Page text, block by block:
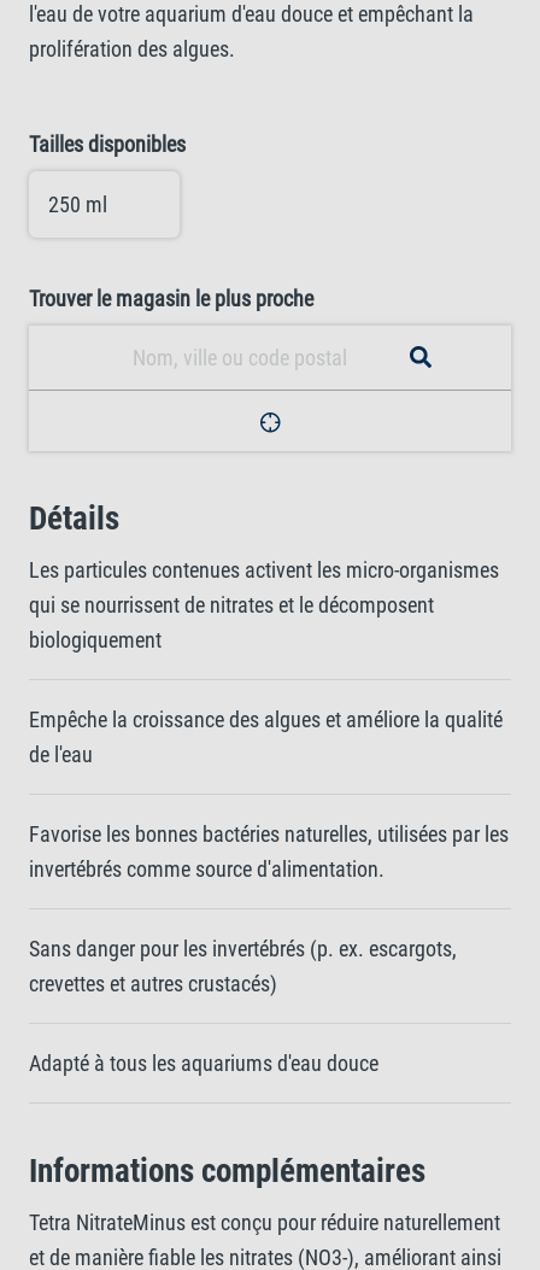
l'eau de votre aquarium d'eau douce et empêchant la
prolifération des algues.
Tailles disponibles
250 ml
Trouver le magasin le plus proche
Détails
Les particules contenues activent les micro-organismes
qui se nourrissent de nitrates et le décomposent
biologiquement
Empêche la croissance des algues et améliore la qualité
de l'eau
Favorise les bonnes bactéries naturelles, utilisées par les
invertébrés comme source d'alimentation.
Sans danger pour les invertébrés (p. ex. escargots,
crevettes et autres crustacés)
Adapté à tous les aquariums d'eau douce
Informations complémentaires
Tetra NitrateMinus est conçu pour réduire naturellement
et de manière fiable les nitrates (NO3-), améliorant ainsi